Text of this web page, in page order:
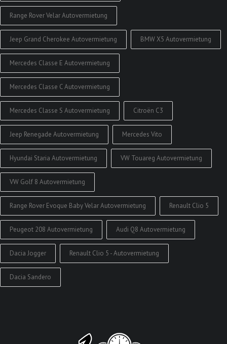
Range Rover Velar Autovermietung
Jeep Grand Cherokee Autovermietung BMW X5 Autovermietung
Mercedes Classe E Autovermietung
Mercedes Classe C Autovermietung
Mercedes Classe S Autovermietung Citroën C3
Jeep Renegade Autovermietung Mercedes Vito
Hyundai Staria Autovermietung VW Touareg Autovermietung
VW Golf 8 Autovermietung
Range Rover Evoque Baby Velar Autovermietung Renault Clio 5
Peugeot 208 Autovermietung Audi Q8 Autovermietung
Dacia Jogger Renault Clio 5 - Autovermietung
Dacia Sandero